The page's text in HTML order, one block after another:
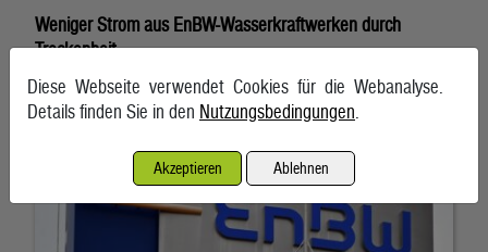
Weniger Strom aus EnBW-Wasserkraftwerken durch
Trockenheit
5. August 2026, Karlsruhe
Diese Webseite verwendet Cookies für die Webanalyse.
Details finden Sie in den Nutzungsbedingungen
Akzeptieren Ablehnen